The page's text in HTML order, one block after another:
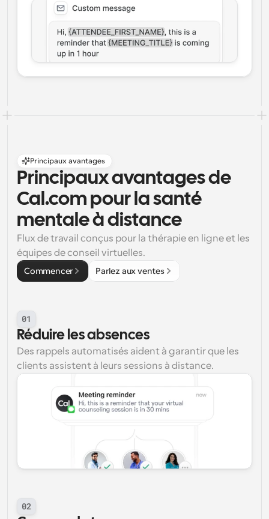
Principaux avantages
Principaux avantages de
Cal.com pour la santé
mentale à distance
Flux de travail conçus pour la thérapie en ligne et les
équipes de conseil virtuelles.
Commencer Parlez aux ventes
01
Réduire les absences
Des rappels automatisés aident à garantir que les
clients assistent à leurs sessions à distance.
02